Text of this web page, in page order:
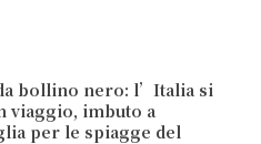
bollino nero: l’Italia si
viaggio, imbuto a
per le spiagge del